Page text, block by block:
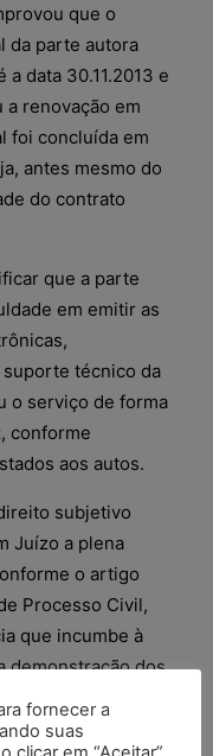
que o
da parte autora
data 30.11.2013 e
a renovação em
foi concluída em
antes mesmo do
do contrato
que a parte
em emitir as
técnico da
o serviço de forma
conforme
aos autos.
subjetivo
Juízo a plena
o artigo
Processo Civil,
que incumbe à
demonstração dos
de seu
fornecer a
suas